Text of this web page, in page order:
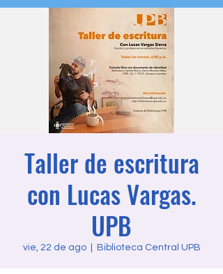
Taller de escritura
con Lucas Vargas.
UPB
vie, 22 de ago
  |
Biblioteca Central UPB